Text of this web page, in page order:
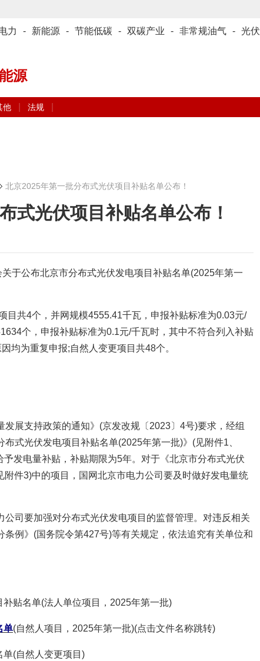
力 - 新能源 - 节能低碳 - 双碳产业 - 非常规油气 - 光伏
源
他 法规
北京2025年第一批分布式光伏项目补贴名单公布！
式光伏项目补贴名单公布！
于公布北京市分布式光伏发电项目补贴名单(2025年第一
目共4个，并网规模4555.41千瓦，申报补贴标准为0.03元/
个，申报补贴标准为0.1元/千瓦时，其中不符合列入补贴
均为重复申报;自然人变更项目共48个。
展支持政策的通知》(京发改规〔2023〕4号)要求，经组
式光伏发电项目补贴名单(2025年第一批)》(见附件1、
发电量补贴，补贴期限为5年。对于《北京市分布式光伏
件3)中的项目，国网北京市电力公司要及时做好发电量统
司要加强对分布式光伏发电项目的监督管理。对违反相关
例》(国务院令第427号)等有关规定，依法追究有关单位和
贴名单(法人单位项目，2025年第一批)
单(自然人项目，2025年第一批)(点击文件名称跳转)
(自然人变更项目)